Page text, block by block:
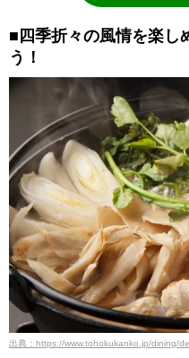
■四季折々の風情を楽し
う！
出典：https://www.tohokukanko.jp/dining/